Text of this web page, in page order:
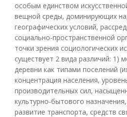
особым единством
вещной среды, доминирующих
географических условий,
социально-пространственной
точки зрения социологических
существует 2 вида различий: 1)
деревни как типами поселений
концентрация населения,
производительных сил,
культурно-бытового
развитие транспорта, средств